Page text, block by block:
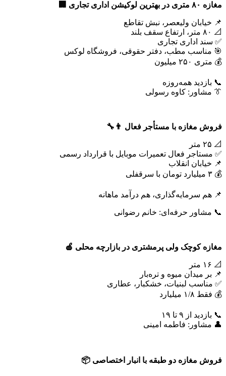
مغازه ۸۰ متری در بهترین لوکیشن اداری تجاری 🏢
📌 خیابان ولیعصر، نبش تقاطع
📐 ۸۰ متر، ارتفاع سقف بلند
✅ سند اداری تجاری
🎯 مناسب مطب، دفتر حقوقی، فروشگاه لوکس
💰 متری ۲۵۰ میلیون
📞 بازدید همه‌روزه
👔 مشاور: کاوه رسولی
فروش مغازه با مستأجر فعال 👨‍🔧
📐 ۲۵ متر
✅ مستاجر فعال تعمیرات موبایل با قرارداد رسمی
📌 خیابان انقلاب
💰 ۳ میلیارد تومان با سرقفلی
📌 هم سرمایه‌گذاری، هم درآمد ماهانه
📞 مشاور حرفه‌ای: خانم رضوانی
مغازه کوچک ولی پرمشتری در بازارچه محلی 🍎
📐 ۱۶ متر
📌 بر میدان میوه و تره‌بار
✅ مناسب لبنیات، خشکبار، عطاری
💰 فقط ۱/۸ میلیارد
📞 بازدید از ۹ تا ۱۹
👤 مشاور: فاطمه امینی
فروش مغازه دو طبقه با انبار اختصاصی 📦